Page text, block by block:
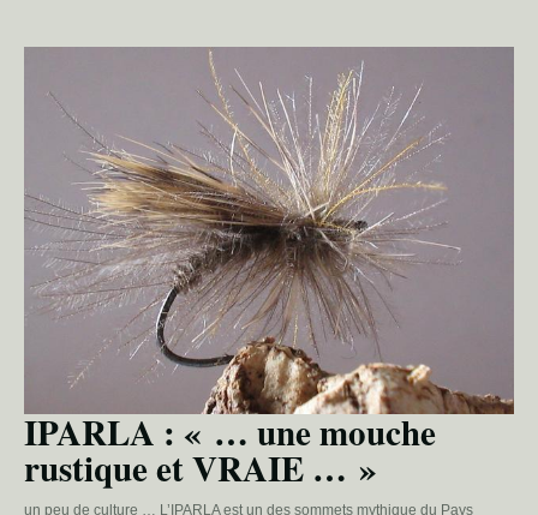
IPARLA : « … une mouche
rustique et VRAIE … »
un peu de culture … L’IPARLA est un des sommets mythique du Pays